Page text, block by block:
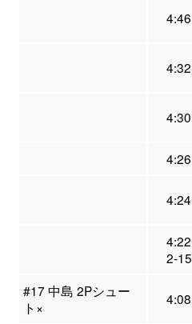
4:46
4:32
4:30
4:26
4:24
4:22
2-15
#17 中島 2Pシュー
ト×
4:08